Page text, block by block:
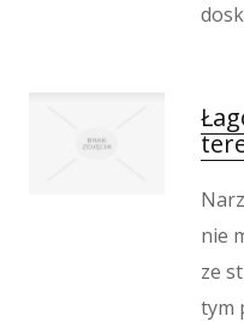
nie
ze
tym